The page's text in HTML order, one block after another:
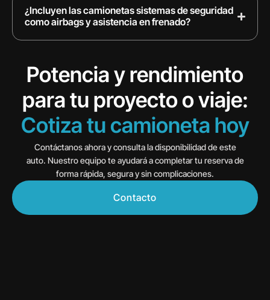
¿Incluyen las camionetas sistemas de seguridad
como airbags y asistencia en frenado?
Potencia y rendimiento
para tu proyecto o viaje:
Cotiza tu camioneta hoy
Contáctanos ahora y consulta la disponibilidad de este
auto. Nuestro equipo te ayudará a completar tu reserva de
forma rápida, segura y sin complicaciones.
Contacto